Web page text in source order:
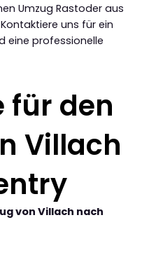
Umzug Rastoder aus
uns für ein
eine professionelle
für den
Villach
von Villach nach